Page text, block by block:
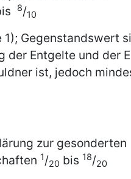
8/10
Gegenstandswert
der Entgelte und der
ist, jedoch
zur gesonderten
1/20 bis 18/20